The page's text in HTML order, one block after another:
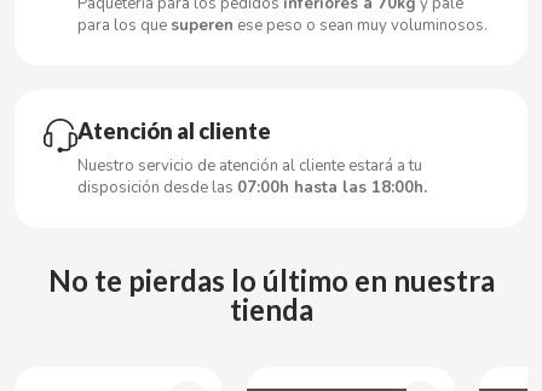
CLIPPER
COCACOLA
COLA CAO
para los que superen ese peso o sean muy voluminosos.
Atención al cliente
Nuestro servicio de atención al cliente estará a tu
disposición desde las 07:00h hasta las 18:00h.
No te pierdas lo último en nuestra
tienda